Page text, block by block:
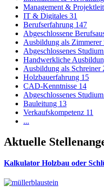
Management &
IT & Digitales 31
Berufserfahrung 147
Abgeschlossene
Ausbildung als Zimmerer
Abgeschlossenes
Handwerkliche
Ausbildung als Schreiner
Holzbauerfahrung 15
CAD-Kenntnisse 14
Abgeschlossenes Studium
Bauleitung 13
Verkaufskompetenz 11
...
Aktuelle
Kalkulator Holzbau oder